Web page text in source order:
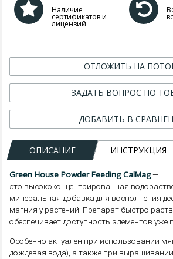
Наличие
сертификатов и
лицензий
ОТЛОЖИТЬ НА
ЗАДАТЬ ВОПРОС ПО
ДОБАВИТЬ В
ОПИСАНИЕ ИНСТРУКЦИЯ
Green House Powder Feeding CalMag—
это высококонцентрированная
минеральная добавка для восполнения
магния у растений. Препарат быстро
обеспечивает доступность элементов уже
Особенно актуален при использовании
дождевая вода), а также при